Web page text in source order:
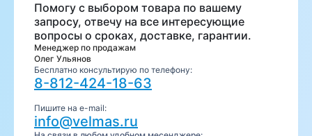
Помогу с выбором товара по вашему
запросу, отвечу на все интересующие
вопросы о сроках, доставке, гарантии.
Менеджер по продажам
Олег Ульянов
Бесплатно консультирую по телефону:
8-812-424-18-63
Пишите на e-mail:
info@velmas.ru